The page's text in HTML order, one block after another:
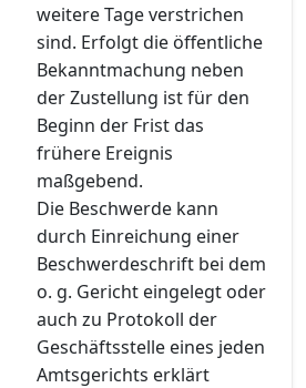
weitere Tage verstrichen
sind. Erfolgt die öffentliche
Bekanntmachung neben
der Zustellung ist für den
Beginn der Frist das
frühere Ereignis
maßgebend.
Die Beschwerde kann
durch Einreichung einer
Beschwerdeschrift bei dem
o. g. Gericht eingelegt oder
auch zu Protokoll der
Geschäftsstelle eines jeden
Amtsgerichts erklärt